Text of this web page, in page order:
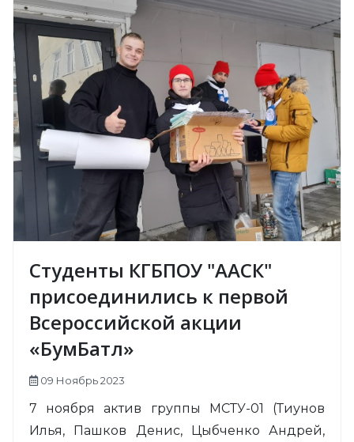
Студенты КГБПОУ "ААСК"
присоединились к первой
Всероссийской акции
«БумБатл»
09 Ноябрь 2023
7 ноября актив группы МСТУ-01 (Тиунов
Илья, Пашков Денис, Цыбченко Андрей,